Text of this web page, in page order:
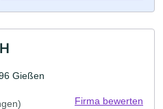
Gießen
Firma bewerten